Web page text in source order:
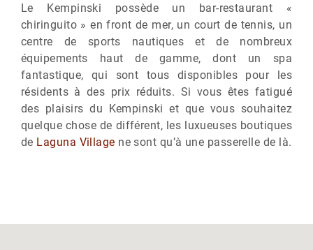
Le Kempinski possède un bar-restaurant «
chiringuito » en front de mer, un court de tennis, un
centre de sports nautiques et de nombreux
équipements haut de gamme, dont un spa
fantastique, qui sont tous disponibles pour les
résidents à des prix réduits. Si vous êtes fatigué
des plaisirs du Kempinski et que vous souhaitez
quelque chose de différent, les luxueuses boutiques
de Laguna Village ne sont qu’à une passerelle de là.